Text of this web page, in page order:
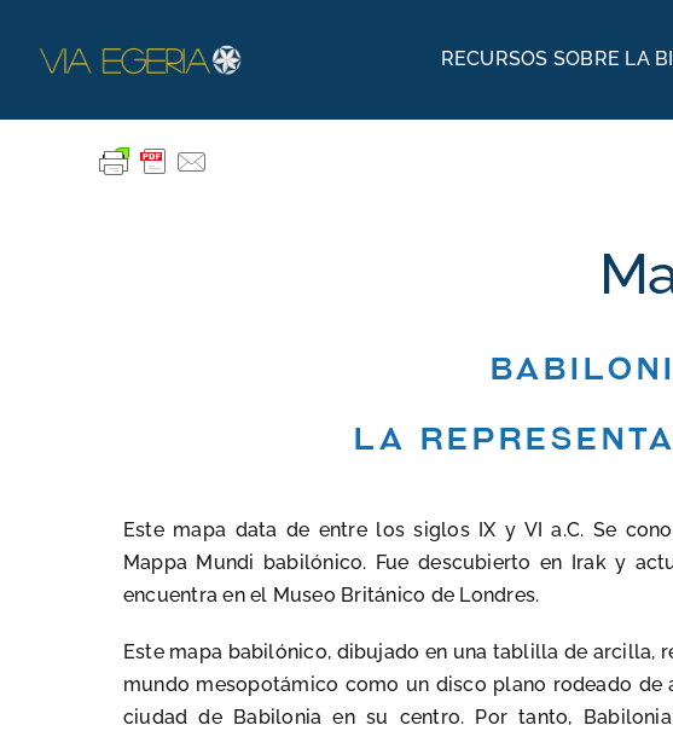
content
RECURSOS SOBRE LA
Geografía
La
Este mapa data de entre los siglos IX y VI a.C. Se
Mappa Mundi babilónico. Fue descubierto en Irak y
encuentra en el Museo Británico de Londres.
Este mapa babilónico, dibujado en una tablilla de arcilla,
mundo mesopotámico como un disco plano rodeado de
ciudad de Babilonia en su centro. Por tanto,